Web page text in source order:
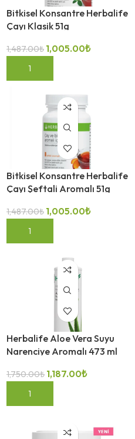
Bitkisel Konsantre Herbalife
Çayı Klasik 51g
1,487.00₺ 1,005.00₺
SEPETE EKLE
-32%
Bitkisel Konsantre Herbalife
Çayı Şeftali Aromalı 51g
1,487.00₺ 1,005.00₺
SEPETE EKLE
-32%
Herbalife Aloe Vera Suyu
Narenciye Aromalı 473 ml
1,750.00₺ 1,187.00₺
SEPETE EKLE
-30%